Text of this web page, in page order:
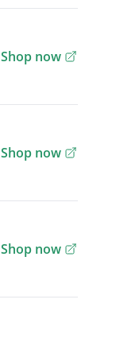
Shop now
Shop now
Shop now